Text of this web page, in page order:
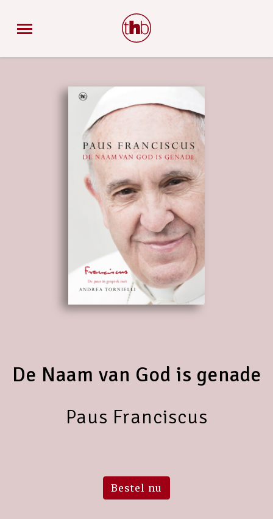
De Naam van God is genade
Paus Franciscus
Bestel nu